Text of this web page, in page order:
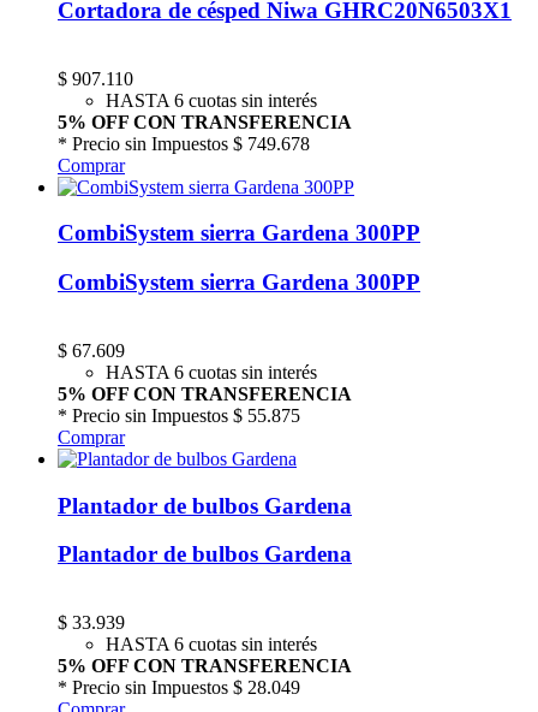
Cortadora de césped Niwa GHRC20N6503X1
$ 907.110
HASTA 6 cuotas sin interés
5% OFF CON TRANSFERENCIA
* Precio sin Impuestos $ 749.678
Comprar
CombiSystem sierra Gardena 300PP
CombiSystem sierra Gardena 300PP
$ 67.609
HASTA 6 cuotas sin interés
5% OFF CON TRANSFERENCIA
* Precio sin Impuestos $ 55.875
Comprar
Plantador de bulbos Gardena
Plantador de bulbos Gardena
$ 33.939
HASTA 6 cuotas sin interés
5% OFF CON TRANSFERENCIA
* Precio sin Impuestos $ 28.049